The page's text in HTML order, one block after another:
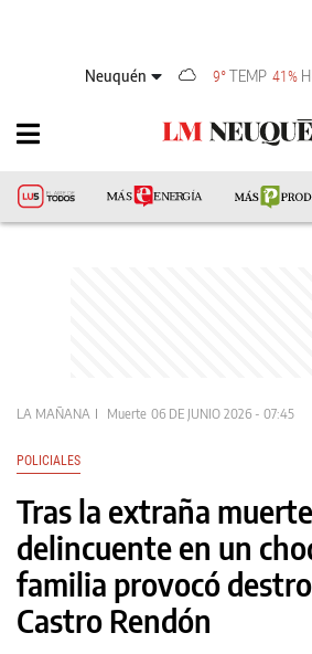
Neuquén 9°TEMP 41%
LA MAÑANA Muerte 06 DE JUNIO 2026 - 07:45
POLICIALES
Tras la extraña
delincuente en un
familia provocó
Castro Rendón